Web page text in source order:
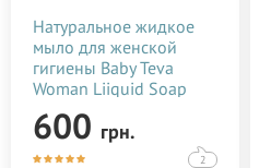
Натуральное жидкое
мыло для женской
гигиены Baby Teva
Woman Liiquid Soap
250 мл
600 грн.
2